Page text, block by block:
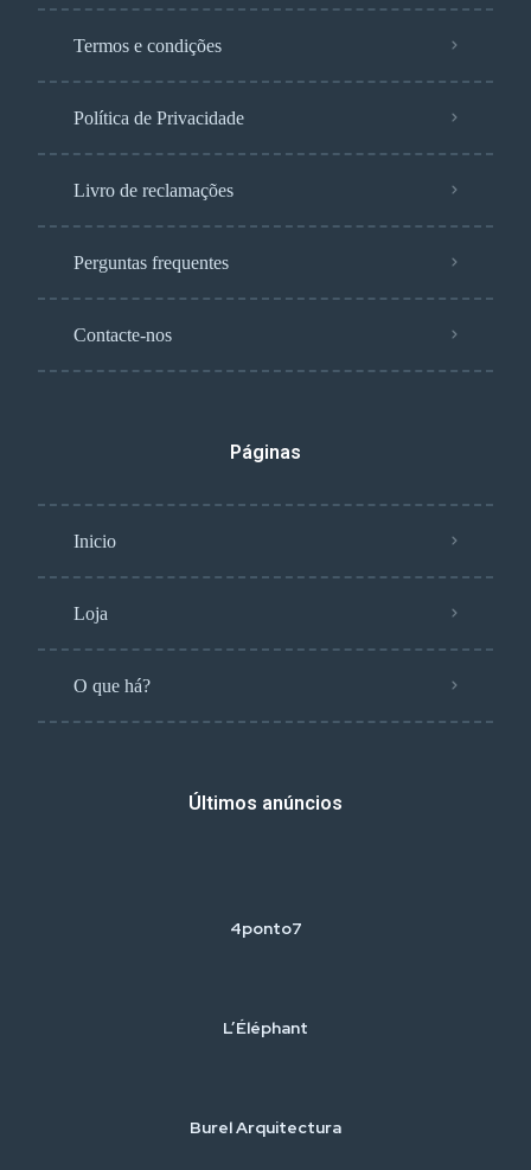
Termos e condições
Política de Privacidade
Livro de reclamações
Perguntas frequentes
Contacte-nos
Páginas
Inicio
Loja
O que há?
Últimos anúncios
4ponto7
L’Éléphant
Burel Arquitectura